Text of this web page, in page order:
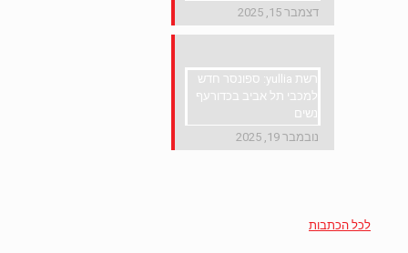
דצמבר 15, 2025
רשת yullia: ספונסר חדש
למכבי תל אביב בכדורעף
נשים
נובמבר 19, 2025
לכל הכתבות